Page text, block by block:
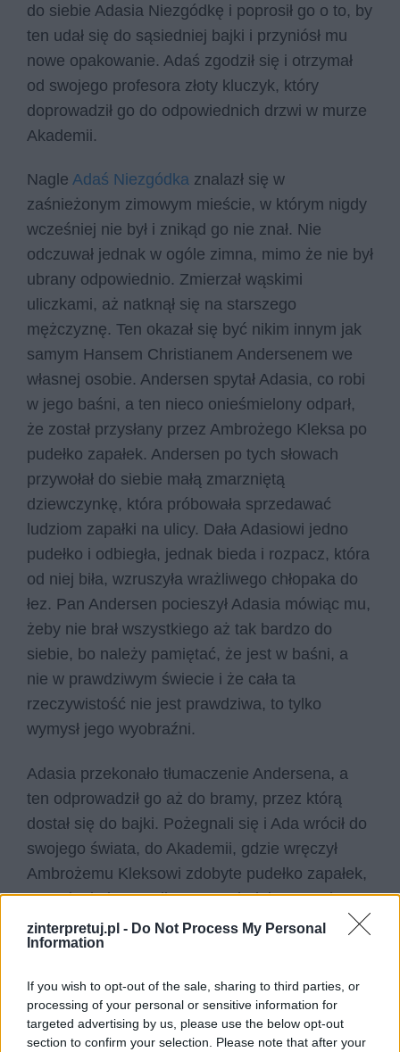
zinterpretuj.pl - Do Not Process My Personal
Information
If you wish to opt-out of the sale, sharing to third parties, or
processing of your personal or sensitive information for
targeted advertising by us, please use the below opt-out
section to confirm your selection. Please note that after your
do siebie Adasia Niezgódkę i poprosił go o to, by
ten udał się do sąsiedniej bajki i przyniósł mu
nowe opakowanie. Adaś zgodził się i otrzymał
od swojego profesora złoty kluczyk, który
doprowadził go do odpowiednich drzwi w murze
Akademii.
Nagle Adaś Niezgódka znalazł się w
zaśnieżonym zimowym mieście, w którym nigdy
wcześniej nie był i znikąd go nie znał. Nie
odczuwał jednak w ogóle zimna, mimo że nie był
ubrany odpowiednio. Zmierzał wąskimi
uliczkami, aż natknął się na starszego
mężczyznę. Ten okazał się być nikim innym jak
samym Hansem Christianem Andersenem we
własnej osobie. Andersen spytał Adasia, co robi
w jego baśni, a ten nieco onieśmielony odparł,
że został przysłany przez Ambrożego Kleksa po
pudełko zapałek. Andersen po tych słowach
przywołał do siebie małą zmarzniętą
dziewczynkę, która próbowała sprzedawać
ludziom zapałki na ulicy. Dała Adasiowi jedno
pudełko i odbiegła, jednak bieda i rozpacz, która
od niej biła, wzruszyła wrażliwego chłopaka do
łez. Pan Andersen pocieszył Adasia mówiąc mu,
żeby nie brał wszystkiego aż tak bardzo do
siebie, bo należy pamiętać, że jest w baśni, a
nie w prawdziwym świecie i że cała ta
rzeczywistość nie jest prawdziwa, to tylko
wymysł jego wyobraźni.
Adasia przekonało tłumaczenie Andersena, a
ten odprowadził go aż do bramy, przez którą
dostał się do bajki. Pożegnali się i Ada wrócił do
swojego świata, do Akademii, gdzie wręczył
Ambrożemu Kleksowi zdobyte pudełko zapałek,
a swoim kolegom długo opowiadał przygodę,
która go spotkała w świecie baśni.
Akademia Pana Kleksa – problematyka
Akademia pana Kleksa – główne wątki
Czy chciałbyś być uczniem Akademii